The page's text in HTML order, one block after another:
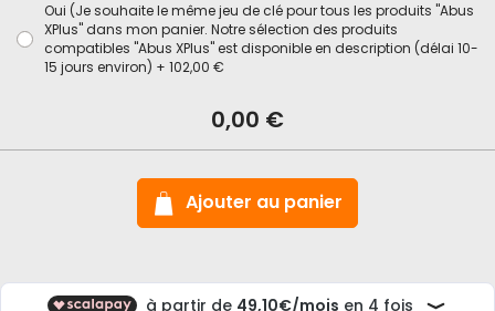
Oui (Je souhaite le même jeu de clé pour tous les produits "Abus
XPlus" dans mon panier. Notre sélection des produits
compatibles "Abus XPlus" est disponible en description (délai 10-
15 jours environ) + 102,00 €
Abus
0,00 €
Ajouter au panier